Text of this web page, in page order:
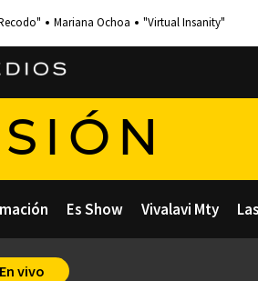
Mariana Ochoa "Virtual Insanity"
Es Show Vivalavi Mty
En vivo